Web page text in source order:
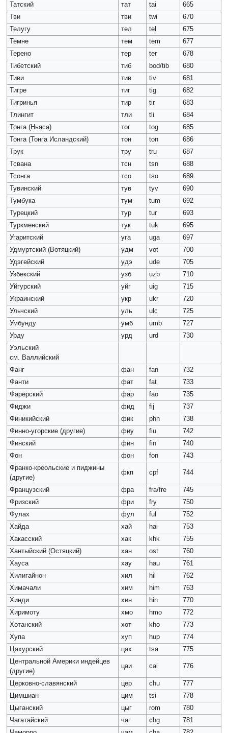
Татский
тат tai
665
Тви
тви twi
670
Телугу
тел tel
675
Темне
тем tem
677
Терено
тер ter
678
Тибетский
тиб bod/tib
680
Тиви
тив tiv
681
Тигре
тиг tig
682
Тигринья
тир tir
683
Тлингит
тли tli
684
Тонга (Ньяса)
тог tog
685
Тонга (Тонга Исландский)
тон ton
686
Трук
тру tru
687
Тсвана
тсн tsn
688
Тсонга
тсо tso
689
Тувинский
тув tyv
690
Тумбука
тум tum
692
Турецкий
тур tur
693
Туркменский
тук tuk
695
Угаритский
уга uga
697
Удмуртский (Вотяцкий)
удм vot
700
Удэгейский
удэ ude
705
Узбекский
узб uzb
710
Уйгурский
уйг uig
715
Украинский
укр ukr
720
Ульчский
уль ulc
725
Умбунду
умб umb
727
Урду
урд urd
730
Уэльский
см. Валлийский
Фанг
фан fan
732
Фанти
фат fat
733
Фарерский
фар fao
735
Фиджи
фид fij
737
Финикийский
фик phn
738
Финно-угорские (другие)
фиу fiu
742
Финский
фин fin
740
Фон
фон fon
743
Франко-креольские и пиджины
(другие)
фкп cpf 744
Французский фра fra/fre
745
Фризский
фри fry
750
Фулах
фул ful
752
Хайда
хай hai
753
Хакасский
хак khk
755
Хантыйский (Остяцкий)
хан ost
760
Хауса
хау hau
761
Хилигайнон
хил hil
762
Химачали
хим him
763
Хинди
хин hin
770
Хиримоту
хмо hmo
772
Хотанский
хот kho
773
Хупа
хуп hup
774
Цахурский
цах tsa
775
Центральной Америки индейцев
(другие)
цаи cai 776
Церковно-славянский цер chu
777
Цимшиан
цим tsi
778
Цыганский
цыг rom
780
Чагатайский
чаг chg
781